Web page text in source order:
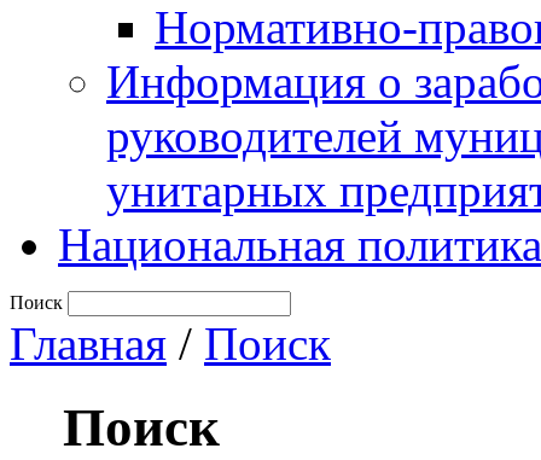
Нормативно-
Информация о
руководителей
унитарных
Национальная политика
Поиск
Главная / Поиск
Поиск